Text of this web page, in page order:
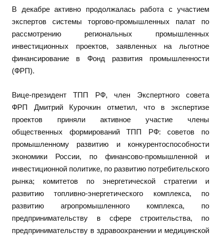
В декабре активно продолжалась работа с участием
экспертов системы торгово-промышленных палат по
рассмотрению региональных промышленных
инвестиционных проектов, заявленных на льготное
финансирование в Фонд развития промышленности
(ФРП).
Вице-президент ТПП РФ, член Экспертного совета
ФРП Дмитрий Курочкин отметил, что в экспертизе
проектов приняли активное участие члены
общественных формирований ТПП РФ: советов по
промышленному развитию и конкурентоспособности
экономики России, по финансово-промышленной и
инвестиционной политике, по развитию потребительского
рынка; комитетов по энергетической стратегии и
развитию топливно-энергетического комплекса, по
развитию агропромышленного комплекса, по
предпринимательству в сфере строительства, по
предпринимательству в здравоохранении и медицинской